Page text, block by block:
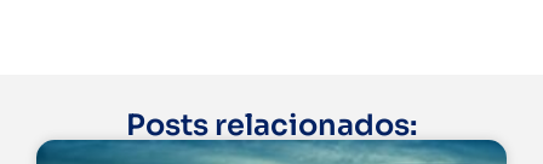
Posts relacionados: